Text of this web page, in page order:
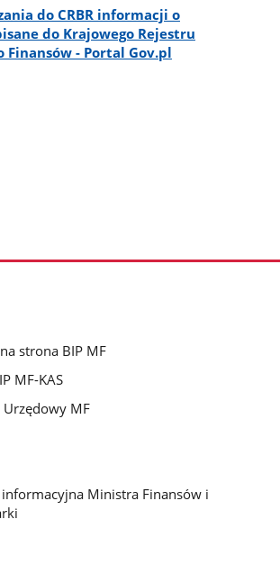
do CRBR informacji o
do Krajowego Rejestru
- Portal Gov.pl
strona BIP MF
MF-KAS
Urzędowy MF
informacyjna Ministra Finansów i